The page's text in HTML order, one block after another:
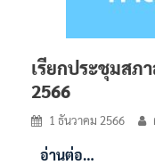
เรียกประชุมสภ
2566
1 ธันวาคม 2566
อ่านต่อ…